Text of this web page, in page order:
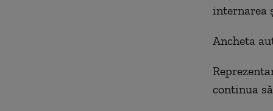
internarea
Ancheta
continua